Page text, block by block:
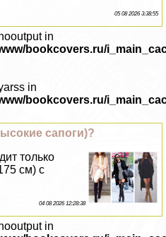
05 08 2026 3:38:55
in
bookcovers.ru/
in
bookcovers.ru/
сапоги)?
только
см) с
04 08 2026 12:28:38
in